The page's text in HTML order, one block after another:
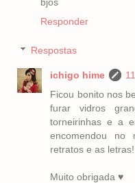
bjos
Responder
Respostas
ichigo hime
Ficou bonito nos
furar vidros
torneirinhas e a
encomendou
retratos e as letras!
Muito obrigada ♥